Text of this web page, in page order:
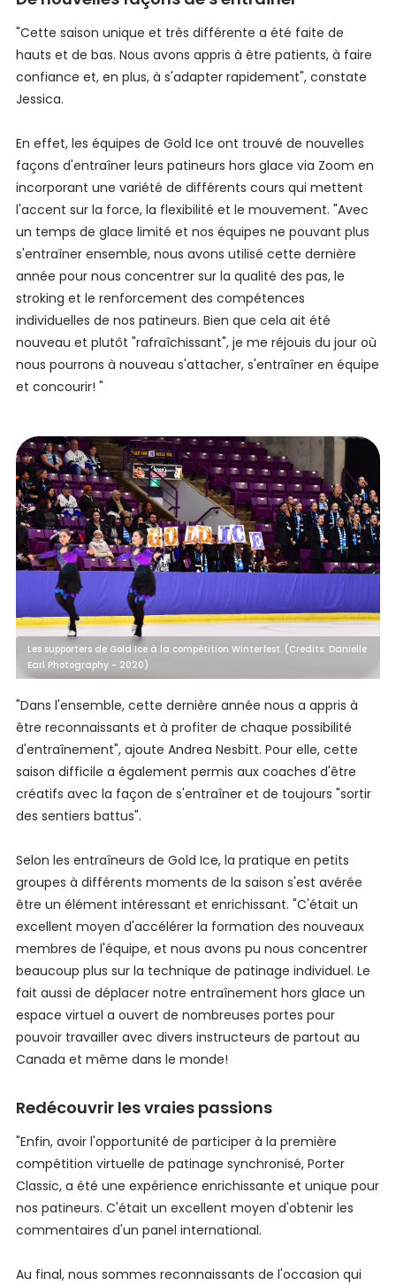
"Cette saison unique et très différente a été faite de
hauts et de bas. Nous avons appris à être patients, à faire
confiance et, en plus, à s'adapter rapidement", constate
Jessica.
En effet, les équipes de Gold Ice ont trouvé de nouvelles
façons d'entraîner leurs patineurs hors glace via Zoom en
incorporant une variété de différents cours qui mettent
l'accent sur la force, la flexibilité et le mouvement. "Avec
un temps de glace limité et nos équipes ne pouvant plus
s'entraîner ensemble, nous avons utilisé cette dernière
année pour nous concentrer sur la qualité des pas, le
stroking et le renforcement des compétences
individuelles de nos patineurs. Bien que cela ait été
nouveau et plutôt "rafraîchissant", je me réjouis du jour où
nous pourrons à nouveau s'attacher, s'entraîner en équipe
et concourir! "
Les supporters de Gold Ice à la compétition Winterfest. (Credits: Danielle
Earl Photography - 2020)
"Dans l'ensemble, cette dernière année nous a appris à
être reconnaissants et à profiter de chaque possibilité
d'entraînement", ajoute Andrea Nesbitt. Pour elle, cette
saison difficile a également permis aux coaches d'être
créatifs avec la façon de s'entraîner et de toujours "sortir
des sentiers battus".
Selon les entraîneurs de Gold Ice, la pratique en petits
groupes à différents moments de la saison s'est avérée
être un élément intéressant et enrichissant. "C'était un
excellent moyen d'accélérer la formation des nouveaux
membres de l'équipe, et nous avons pu nous concentrer
beaucoup plus sur la technique de patinage individuel. Le
fait aussi de déplacer notre entraînement hors glace un
espace virtuel a ouvert de nombreuses portes pour
pouvoir travailler avec divers instructeurs de partout au
Canada et même dans le monde!
Redécouvrir les vraies passions
"Enfin, avoir l'opportunité de participer à la première
compétition virtuelle de patinage synchronisé, Porter
Classic, a été une expérience enrichissante et unique pour
nos patineurs. C'était un excellent moyen d'obtenir les
commentaires d'un panel international.
Au final, nous sommes reconnaissants de l'occasion qui